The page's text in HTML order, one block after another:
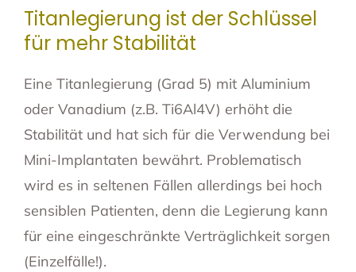
Titanlegierung ist der Schlüssel
für mehr Stabilität
Eine Titanlegierung (Grad 5) mit Aluminium
oder Vanadium (z.B. Ti6Al4V) erhöht die
Stabilität und hat sich für die Verwendung bei
Mini-Implantaten bewährt. Problematisch
wird es in seltenen Fällen allerdings bei hoch
sensiblen Patienten, denn die Legierung kann
für eine eingeschränkte Verträglichkeit sorgen
(Einzelfälle!).